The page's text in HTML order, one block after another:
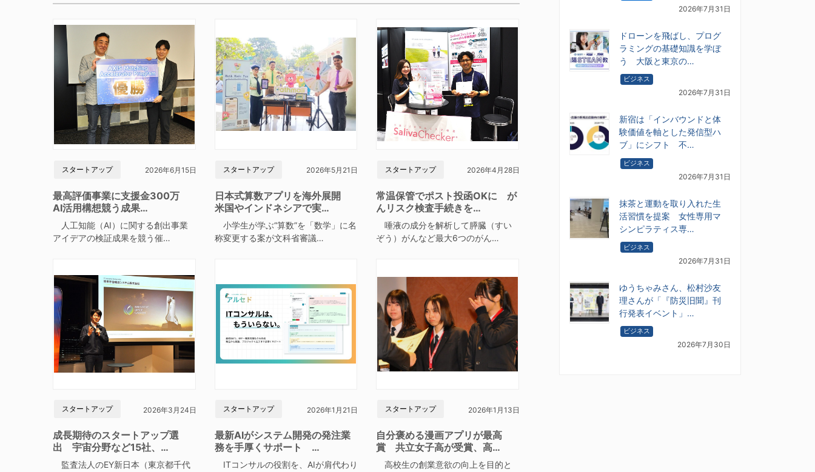
スタートアップ 2026年6月15日
最高評価事業に支援金300万
AI活用構想競う成果…
人工知能（AI）に関する創出事業
アイデアの検証成果を競う催…
スタートアップ 2026年5月21日
日本式算数アプリを海外展開
米国やインドネシアで実…
小学生が学ぶ“算数”を「数学」に名
称変更する案が文科省審議…
スタートアップ 2026年4月28日
常温保管でポスト投函OKに が
んリスク検査手続きを…
唾液の成分を解析して膵臓（すい
ぞう）がんなど最大6つのがん…
スタートアップ 2026年3月24日
成長期待のスタートアップ選
出 宇宙分野など15社、…
監査法人のEY新日本（東京都千代
スタートアップ 2026年1月21日
最新AIがシステム開発の発注業
務を手厚くサポート …
ITコンサルの役割を、AIが肩代わり
スタートアップ 2026年1月13日
自分褒める漫画アプリが最高
賞 共立女子高が受賞、高…
高校生の創業意欲の向上を目的と
2026年7月31日
ドローンを飛ばし、プログ
ラミングの基礎知識を学ぼ
う 大阪と東京の…
ビジネス
2026年7月31日
新宿は「インバウンドと体
験価値を軸とした発信型ハ
ブ」にシフト 不…
ビジネス
2026年7月31日
抹茶と運動を取り入れた生
活習慣を提案 女性専用マ
シンピラティス専…
ビジネス
2026年7月31日
ゆうちゃみさん、松村沙友
理さんが「『防災旧聞』刊
行発表イベント」…
ビジネス
2026年7月30日